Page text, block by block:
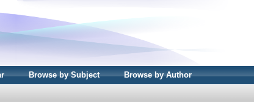
Browse by Subject Browse by Author